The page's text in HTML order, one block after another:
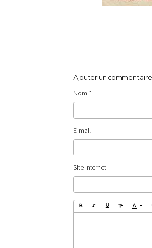
Ajouter un commentaire
Nom
E-mail
Site Internet